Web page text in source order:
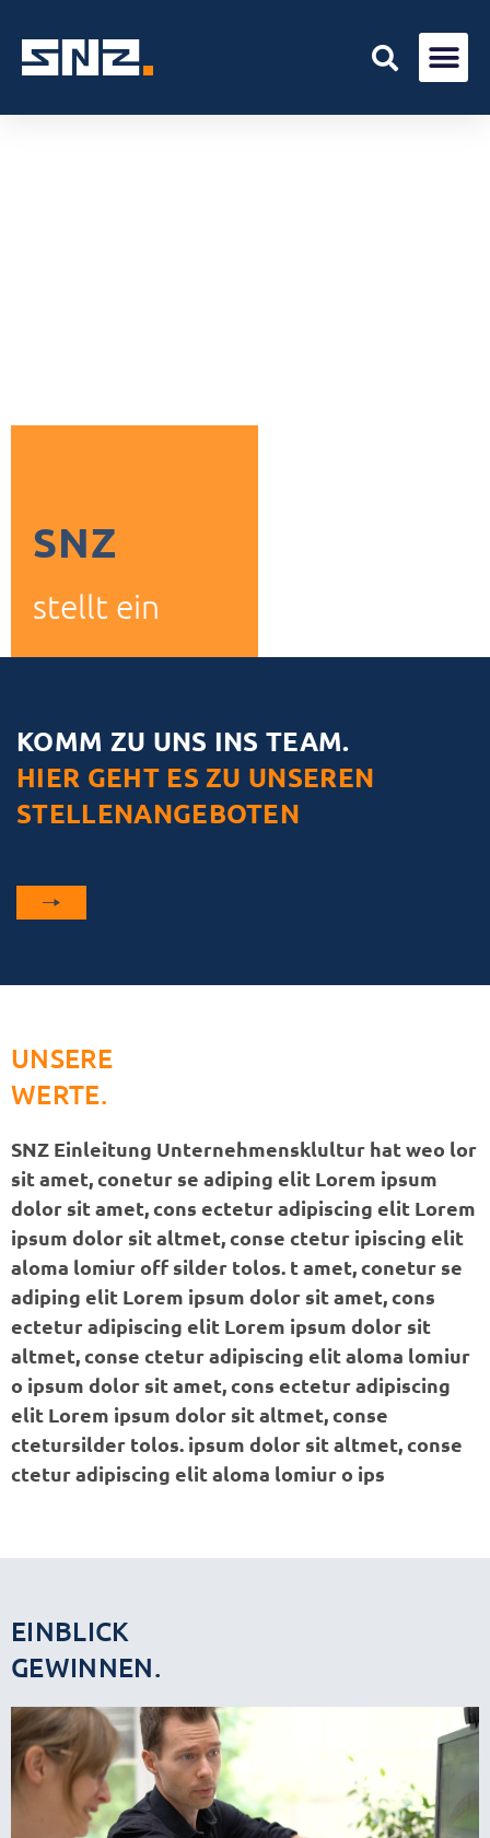
SNZ
stellt ein
KOMM ZU UNS INS TEAM.
HIER GEHT ES ZU UNSEREN
STELLENANGEBOTEN
UNSERE
WERTE.
SNZ Einleitung Unternehmensklultur hat weo lor
sit amet, conetur se adiping elit Lorem ipsum
dolor sit amet, cons ectetur adipiscing elit Lorem
ipsum dolor sit altmet, conse ctetur ipiscing elit
aloma lomiur off silder tolos. t amet, conetur se
adiping elit Lorem ipsum dolor sit amet, cons
ectetur adipiscing elit Lorem ipsum dolor sit
altmet, conse ctetur adipiscing elit aloma lomiur
o ipsum dolor sit amet, cons ectetur adipiscing
elit Lorem ipsum dolor sit altmet, conse
ctetursilder tolos. ipsum dolor sit altmet, conse
ctetur adipiscing elit aloma lomiur o ips
EINBLICK
GEWINNEN.